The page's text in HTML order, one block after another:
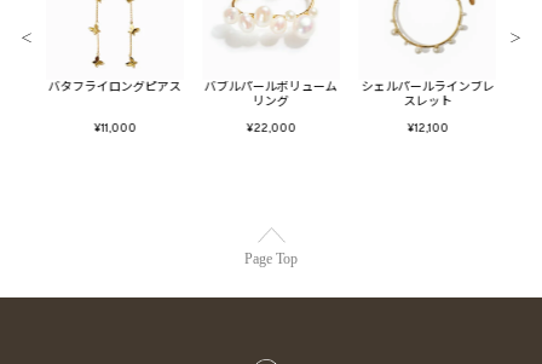
バタフライロングピアス
¥11,000
バブルパールボリューム
リング
¥22,000
シェルパールラインブレ
スレット
¥12,100
＜ ＞
Page Top